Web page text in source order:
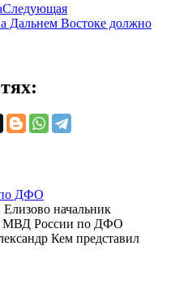
Следующая
Дальнем Востоке должно
ДФО
Елизово начальник
МВД России по ДФО
Кем представил